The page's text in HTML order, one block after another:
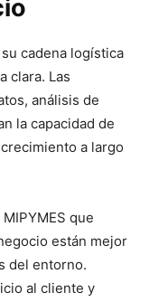
cadena logística
clara. Las
análisis de
la capacidad de
a largo
que
están mejor
del entorno.
al cliente y